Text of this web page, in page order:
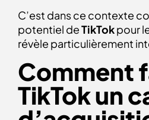
C’est dans ce contexte
potentiel deTikTokpour
révèle particulièrement
Comment
TikTok un